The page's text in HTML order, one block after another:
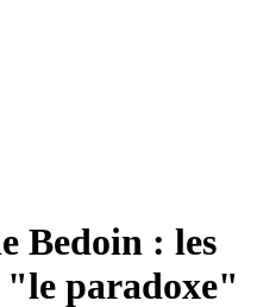
Bedoin : les
paradoxe"